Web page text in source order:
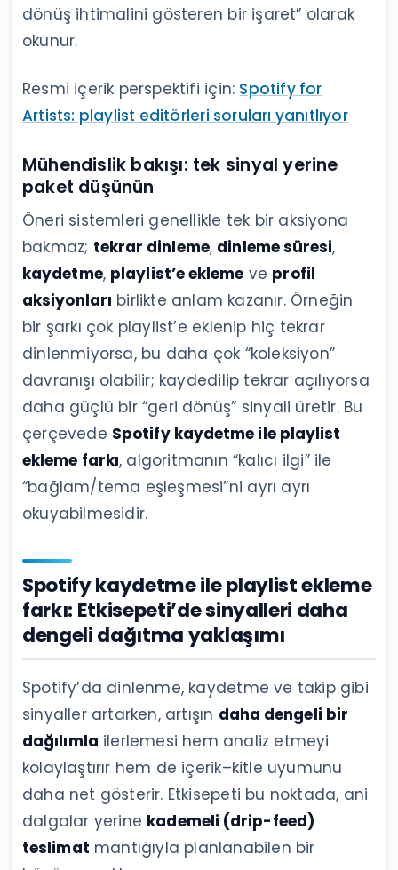
dönüş ihtimalini gösteren bir işaret” olarak
okunur.
Resmi içerik perspektifi için: Spotify for
Artists: playlist editörleri soruları yanıtlıyor
Mühendislik bakışı: tek sinyal yerine
paket düşünün
Öneri sistemleri genellikle tek bir aksiyona
bakmaz; tekrar dinleme, dinleme süresi,
kaydetme, playlist’e ekleme ve profil
aksiyonları birlikte anlam kazanır. Örneğin
bir şarkı çok playlist’e eklenip hiç tekrar
dinlenmiyorsa, bu daha çok “koleksiyon”
davranışı olabilir; kaydedilip tekrar açılıyorsa
daha güçlü bir “geri dönüş” sinyali üretir. Bu
çerçevede Spotify kaydetme ile playlist
ekleme farkı, algoritmanın “kalıcı ilgi” ile
“bağlam/tema eşleşmesi”ni ayrı ayrı
okuyabilmesidir.
Spotify kaydetme ile playlist ekleme
farkı: Etkisepeti’de sinyalleri daha
dengeli dağıtma yaklaşımı
Spotify’da dinlenme, kaydetme ve takip gibi
sinyaller artarken, artışın daha dengeli bir
dağılımla ilerlemesi hem analiz etmeyi
kolaylaştırır hem de içerik–kitle uyumunu
daha net gösterir. Etkisepeti bu noktada, ani
dalgalar yerine kademeli (drip-feed)
teslimat mantığıyla planlanabilen bir